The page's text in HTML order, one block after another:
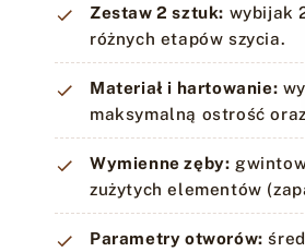
Zestaw 2 sztuk: wybijak
różnych etapów szycia.
Materiał i hartowanie:
maksymalną ostrość
Wymienne zęby:
zużytych elementów
Parametry otworów: